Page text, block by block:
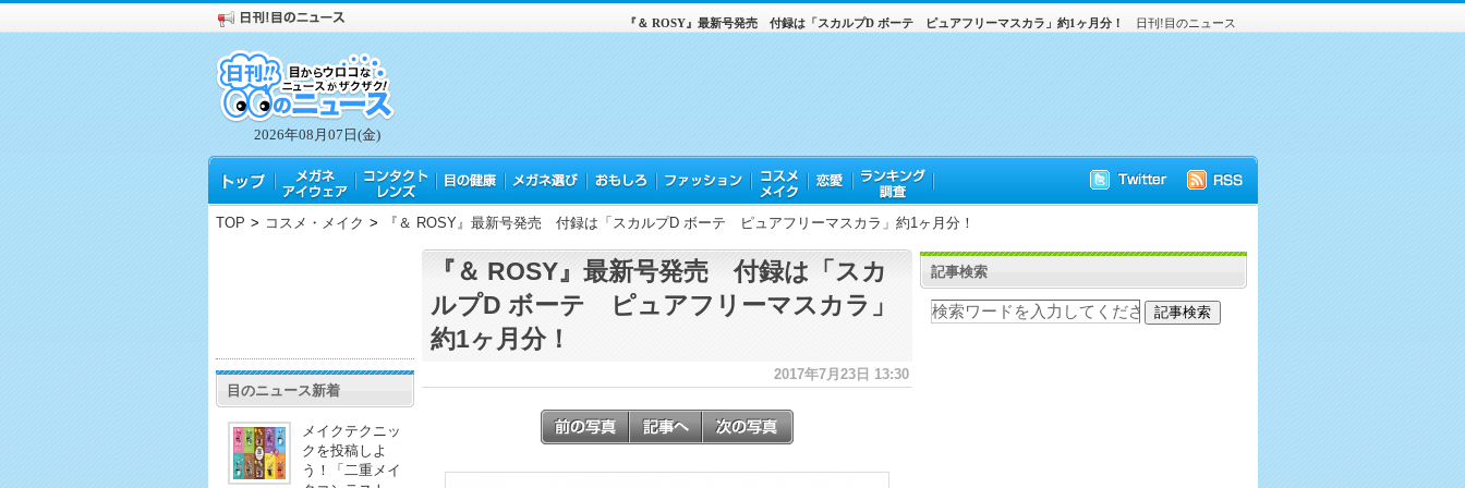
2026年08月07日(金)
日刊!目のニュース
『＆ ROSY』最新号発売 付録は「スカルプD ボーテ ピュアフリーマスカラ」約1ヶ月分！
TOP > コスメ・メイク > 『＆ ROSY』最新号発売 付録は「スカルプD ボーテ ピュアフリーマスカラ」約1ヶ月分！
目のニュース新着
メイクテクニッ
クを投稿しよ
う！「二重メイ
『＆ ROSY』最新号発売 付録は「スカ
ルプD ボーテ ピュアフリーマスカラ」
約1ヶ月分！
2017年7月23日 13:30
記事検索